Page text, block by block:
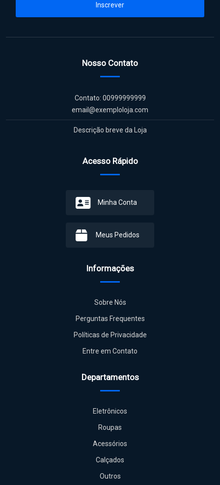
Inscrever
Nosso Contato
Contato: 00999999999
email@exemploloja.com
Descrição breve da Loja
Acesso Rápido
Minha Conta
Meus Pedidos
Informações
Sobre Nós
Perguntas Frequentes
Políticas de Privacidade
Entre em Contato
Departamentos
Eletrônicos
Roupas
Acessórios
Calçados
Outros